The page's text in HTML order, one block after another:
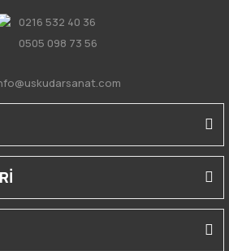
0216 532 40 36
0505 098 73 56